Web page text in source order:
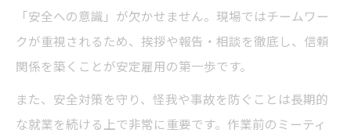
「安全への意識」が欠かせません。現場ではチームワー
クが重視されるため、挨拶や報告・相談を徹底し、信頼
関係を築くことが安定雇用の第一歩です。
また、安全対策を守り、怪我や事故を防ぐことは長期的
な就業を続ける上で非常に重要です。作業前のミーティ